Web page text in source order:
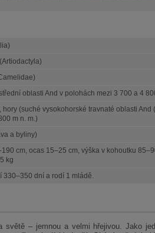
oblasti And v polohách mezi 3 700 a 4
hory (suché vysokohorské travnaté oblasti And
m n. m.)
a byliny)
cm, ocas 15–25 cm, výška v kohoutku
kg
330–350 dní a rodí 1 mládě.
– jemnou a velmi hřejivou. Jako